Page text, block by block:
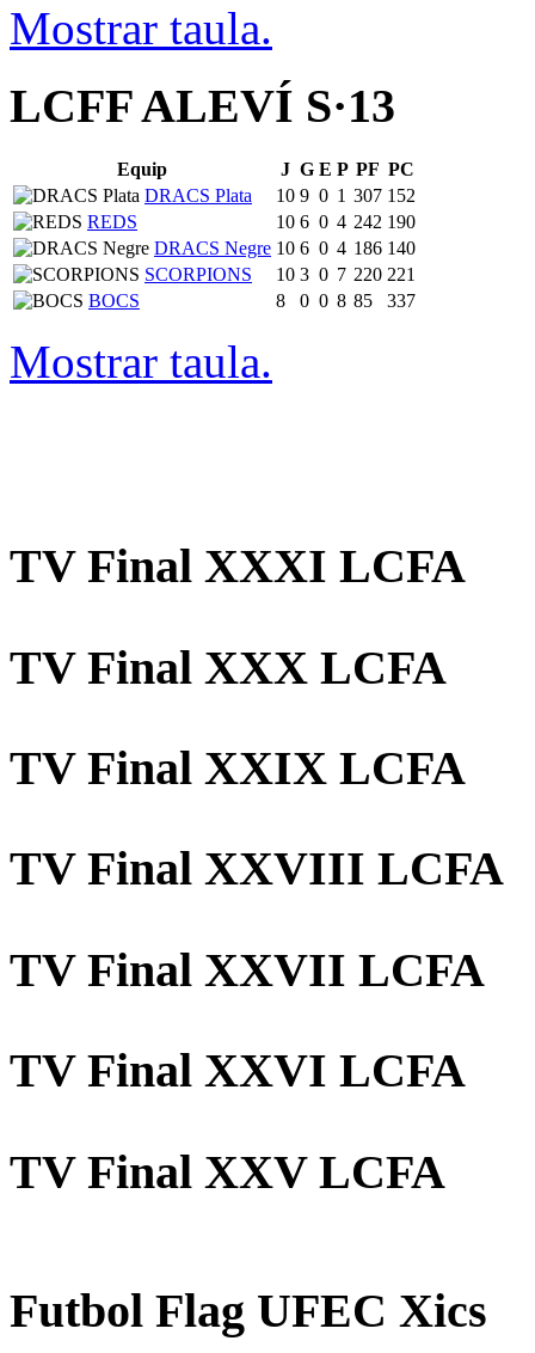
Mostrar taula.
LCFF ALEVÍ S·13
Equip J G E P PF PC
DRACS Plata
10 9 0 1 307 152
REDS
10 6 0 4 242 190
DRACS Negre 10 6 0 4 186 140
SCORPIONS
10 3 0 7 220 221
BOCS
8 0 0 8 85 337
Mostrar taula.
TV Final XXXI LCFA
TV Final XXX LCFA
TV Final XXIX LCFA
TV Final XXVIII LCFA
TV Final XXVII LCFA
TV Final XXVI LCFA
TV Final XXV LCFA
Futbol Flag UFEC Xics